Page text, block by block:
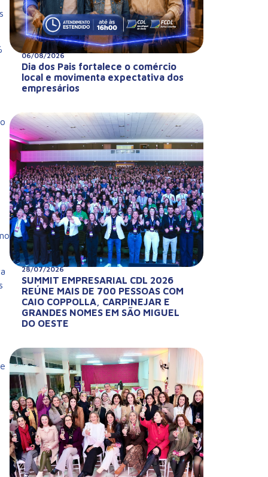
06/08/2026
Dia dos Pais fortalece o comércio
local e movimenta expectativa dos
empresários
28/07/2026
SUMMIT EMPRESARIAL CDL 2026
REÚNE MAIS DE 700 PESSOAS COM
CAIO COPPOLLA, CARPINEJAR E
GRANDES NOMES EM SÃO MIGUEL
DO OESTE